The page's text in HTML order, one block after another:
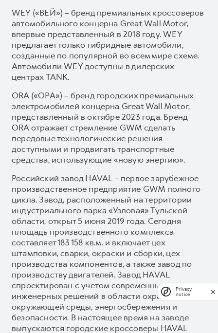
WEY («ВЕЙ») – бренд премиальных кроссоверов
автомобильного концерна Great Wall Motor,
впервые представленный в 2018 году. WEY
предлагает только гибридные автомобили,
созданные по популярной во всем мире схеме.
Автомобили WEY доступны в дилерских
центрах TANK.
ORA («ОРА») – бренд городских премиальных
электромобилей концерна Great Wall Motor,
представленный в октябре 2023 года. Бренд
ORA отражает стремление GWM сделать
передовые технологические решения
доступными и продвигать транспортные
средства, использующие «новую энергию».
Российский завод HAVAL – первое зарубежное
производственное предприятие GWM полного
цикла. Завод, расположенный на территории
индустриального парка «Узловая» Тульской
области, открыт 5 июня 2019 года. Сегодня
площадь производственного комплекса
составляет 183 158 кв.м. и включает цех
штамповки, сварки, окраски и сборки, цех
производства компонентов, а также завод по
производству двигателей. Завод HAVAL
спроектирован с учетом современных
инженерных решений в области охраны
окружающей среды, энергосбережения и
безопасности. В настоящее время на заводе
выпускаются городские кроссоверы HAVAL
Privacy
notice